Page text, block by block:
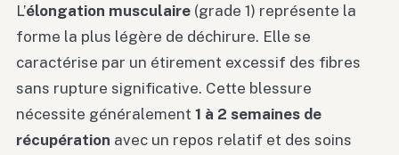
L’élongation musculaire (grade 1) représente la
forme la plus légère de déchirure. Elle se
caractérise par un étirement excessif des fibres
sans rupture significative. Cette blessure
nécessite généralement 1 à 2 semaines de
récupération avec un repos relatif et des soins